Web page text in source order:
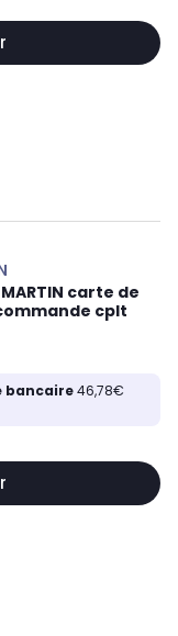
carte de
cplt
bancaire46,78€